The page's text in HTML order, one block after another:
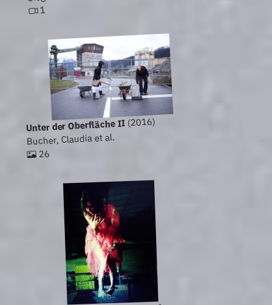
1
Unter der Oberfläche II(2016)
Bucher, Claudia et al.
26